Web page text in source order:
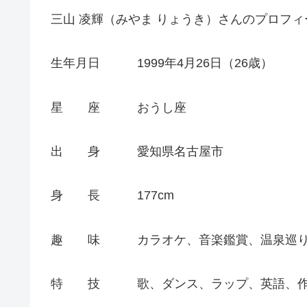
三山 凌輝（みやま りょうき）さんのプロフィ
生年月日 1999年4月26日（26歳）
星 座 おうし座
出 身 愛知県名古屋市
身 長 177cm
趣 味 カラオケ、音楽鑑賞、温泉巡り
特 技 歌、ダンス、ラップ、英語、作